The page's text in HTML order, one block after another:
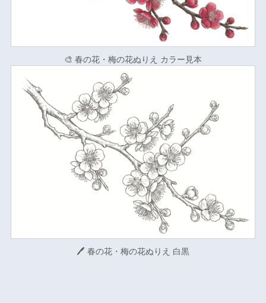
🎨 春の花・梅の花ぬりえ カラー見本
🖊 春の花・梅の花ぬりえ 白黒